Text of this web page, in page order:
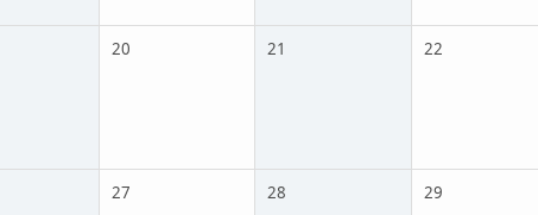
20 21 22
27 28 29